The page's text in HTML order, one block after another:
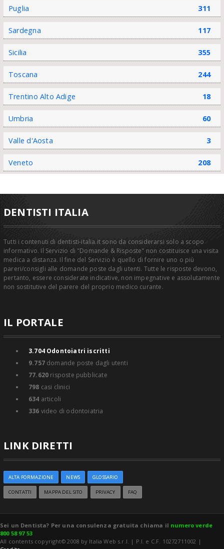
Puglia 311
Sardegna 117
Sicilia 355
Toscana 244
Trentino Alto Adige 18
Umbria 60
Valle d'Aosta 3
Veneto 208
DENTISTI ITALIA
Tutti i contenuti di dentisti-italia.it sono da considerarsi solo a scopo
informativo. Il Servizio di "Domande & Risposte" non costituisce una visita
medica a distanza. Il fine del Servizio è quello di fornire uno o più
pareri/consigli alle domande poste dagli utenti. Tutte le risposte devono,
pertanto, essere considerate indicative, non impegnative e assolutamente
non sostitutive del parere del proprio medico curante.
IL PORTALE
3.704Odontoiatri iscritti
9.757domande poste dagli utenti
77.620 risposte pubblicate
798 casi clinici
634 articoli
336 video di odontoiatria
LINK DIRETTI
ALTA FORMAZIONE NEWS GLOSSARIO
CONTATTI MAPPA DEL SITO PRIVACY FAQ
Sei un Dentista? Per una consulenza gratuita chiama il numero verde
800 58 97 53
All contents copyright© 2008 by Italia Web s.r.l. | P.I. e C.F. 10272711002 |